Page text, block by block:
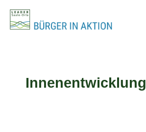
Inhalt
springen
Innenentwicklung